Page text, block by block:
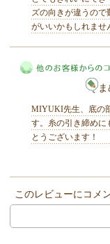
MIYUKI先生からのコ
ズの向きが違うので
がいいかもしれませ
他のお客様からのコ
MIYUKI先生、底の
す。糸の引き締めに
とうございます！
このレビューにコメ